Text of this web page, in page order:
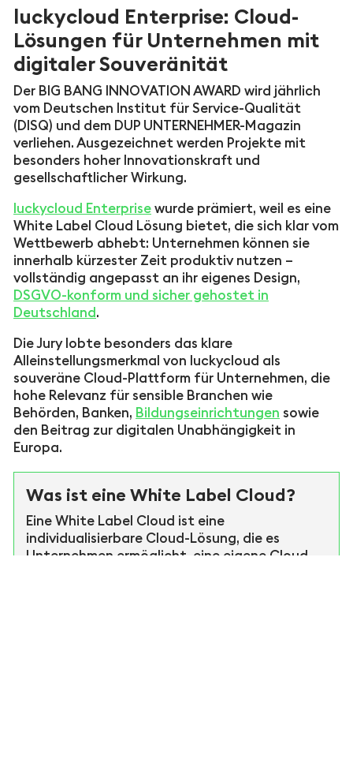
luckycloud Enterprise: Cloud-
Lösungen für Unternehmen mit
digitaler Souveränität
Der BIG BANG INNOVATION AWARD wird jährlich
vom Deutschen Institut für Service-Qualität
(DISQ) und dem DUP UNTERNEHMER-Magazin
verliehen. Ausgezeichnet werden Projekte mit
besonders hoher Innovationskraft und
gesellschaftlicher Wirkung.
luckycloud Enterprisewurde prämiert, weil es eine
White Label Cloud Lösung bietet, die sich klar vom
Wettbewerb abhebt: Unternehmen können sie
innerhalb kürzester Zeit produktiv nutzen –
vollständig angepasst an ihr eigenes Design,
DSGVO-konform und sicher gehostet in
Deutschland.
Die Jury lobte besonders das klare
Alleinstellungsmerkmal von luckycloud als
souveräne Cloud-Plattform für Unternehmen, die
hohe Relevanz für sensible Branchen wie
Behörden, Banken, Bildungseinrichtungen sowie
den Beitrag zur digitalen Unabhängigkeit in
Europa.
Was ist eine White Label Cloud?
Eine White Label Cloud ist eine
individualisierbare Cloud-Lösung, die es
Unternehmen ermöglicht, eine eigene Cloud